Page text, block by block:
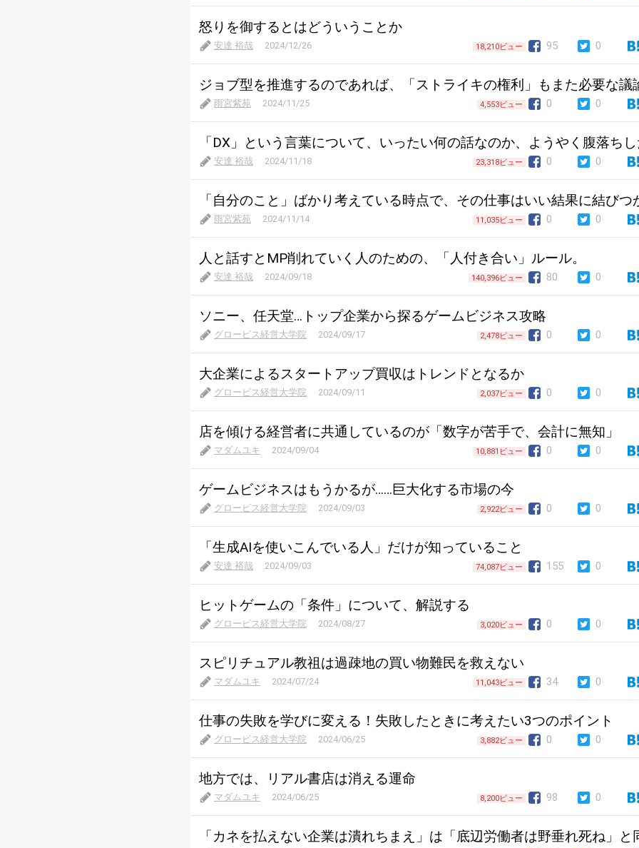
怒りを御するとはどういうことか
安達 裕哉 2024/12/26 18,210ビュー 95 0
ジョブ型を推進するのであれば、「ストライキの権利」もまた必要な議
雨宮紫苑 2024/11/25 4,553ビュー 0 0
「DX」という言葉について、いったい何の話なのか、ようやく腹落ちし
安達 裕哉 2024/11/18 23,318ビュー 0 0
「自分のこと」ばかり考えている時点で、その仕事はいい結果に結びつ
雨宮紫苑 2024/11/14 11,035ビュー 0 0
人と話すとMP削れていく人のための、「人付き合い」ルール。
安達 裕哉 2024/09/18 140,396ビュー 80 0
ソニー、任天堂…トップ企業から探るゲームビジネス攻略
グロービス経営大学院 2024/09/17 2,478ビュー 0 0
大企業によるスタートアップ買収はトレンドとなるか
グロービス経営大学院 2024/09/11 2,037ビュー 0 0
店を傾ける経営者に共通しているのが「数字が苦手で、会計に無知」
マダムユキ 2024/09/04 10,881ビュー 0 0
ゲームビジネスはもうかるが……巨大化する市場の今
グロービス経営大学院 2024/09/03 2,922ビュー 0 0
「生成AIを使いこんでいる人」だけが知っていること
安達 裕哉 2024/09/03 74,087ビュー 155 0
ヒットゲームの「条件」について、解説する
グロービス経営大学院 2024/08/27 3,020ビュー 0 0
スピリチュアル教祖は過疎地の買い物難民を救えない
マダムユキ 2024/07/24 11,043ビュー 34 0
仕事の失敗を学びに変える！失敗したときに考えたい3つのポイント
グロービス経営大学院 2024/06/25 3,882ビュー 0 0
地方では、リアル書店は消える運命
マダムユキ 2024/06/25 8,200ビュー 98 0
「カネを払えない企業は潰れちまえ」は「底辺労働者は野垂れ死ね」と